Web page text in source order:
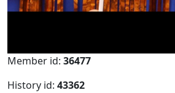
Member id: 36477
History id: 43362